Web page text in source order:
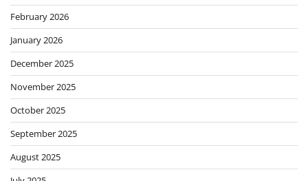
February 2026
January 2026
December 2025
November 2025
October 2025
September 2025
August 2025